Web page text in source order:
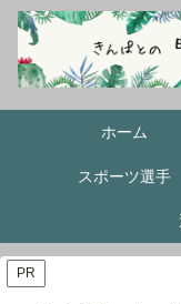
ホーム
スポーツ選手
PR